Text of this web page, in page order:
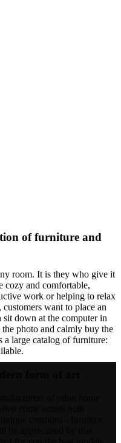
of furniture and
room. It is they who give it
cozy and comfortable,
work or helping to relax
want to place an
down at the computer in
photo and calmly buy the
a large catalog of furniture: